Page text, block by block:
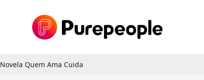
Novela Quem Ama Cuida